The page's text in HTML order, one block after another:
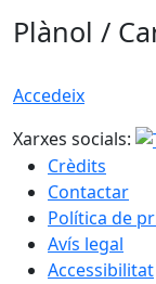
Plànol /
Accedeix
Xarxes socials:
Crèdits
Contactar
Política de
Avís legal
Accessibilitat